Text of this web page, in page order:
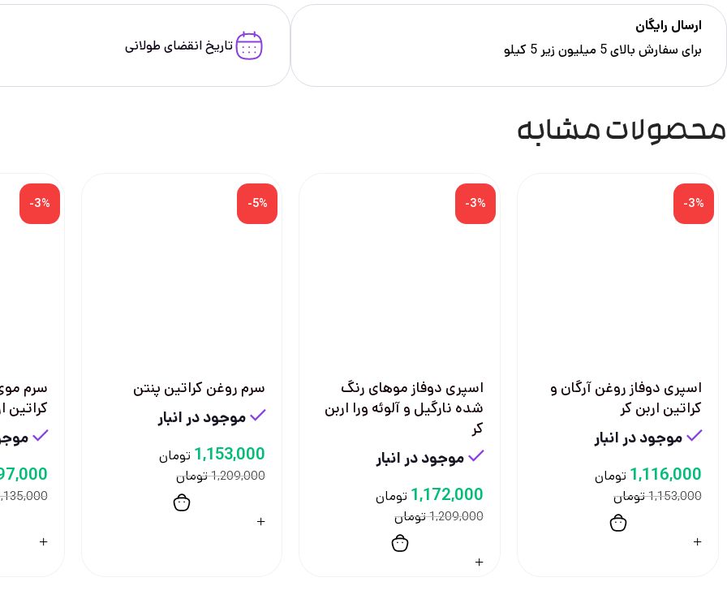
ارسال رایگان
برای سفارش‌ بالای 5 میلیون زیر 5 کیلو
تاریخ انقضای طولانی
محصولات مشابه
-3%
اسپری دوفاز روغن آرگان و
کراتین اربن کر
موجود در انبار
1,153,000تومان
1,116,000 تومان
-3%
اسپری دوفاز موهای رنگ
شده نارگیل و آلوئه ورا اربن
کر
موجود در انبار
1,209,000تومان
1,172,000 تومان
-5%
سرم روغن کراتین پنتن
موجود در انبار
1,209,000تومان
1,153,000 تومان
-3%
سرم
کراتین